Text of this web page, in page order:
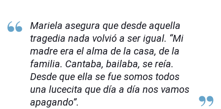
Mariela asegura que desde aquella
tragedia nada volvió a ser igual. “Mi
madre era el alma de la casa, de la
familia. Cantaba, bailaba, se reía.
Desde que ella se fue somos todos
una lucecita que día a día nos vamos
apagando”.